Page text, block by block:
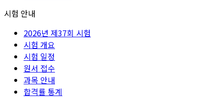
시험 안내
2026년 제37회 시험
시험 개요
시험 일정
원서 접수
과목 안내
합격률 통계